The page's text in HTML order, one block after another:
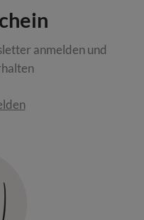
anmelden und